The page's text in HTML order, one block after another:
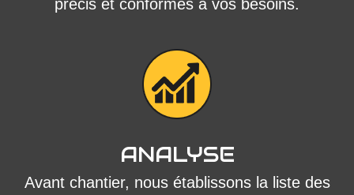
précis et conformes à vos besoins.
ANALYSE
Avant chantier, nous établissons la liste des